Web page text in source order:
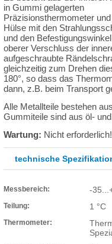
in Gummi gelagerten
Präzisionsthermometer
Hülse mit den
und den
oberer Verschluss der
aufgeschraubte
gleichzeitig zum Drehen
180°, so dass das
dann, z.B. beim Transport
Alle Metallteile bestehen
Gummiteile sind aus öl-
Wartung: Nicht erforderlich!
technische
Messbereich: -
Teilung: 1 °C
Thermometer: